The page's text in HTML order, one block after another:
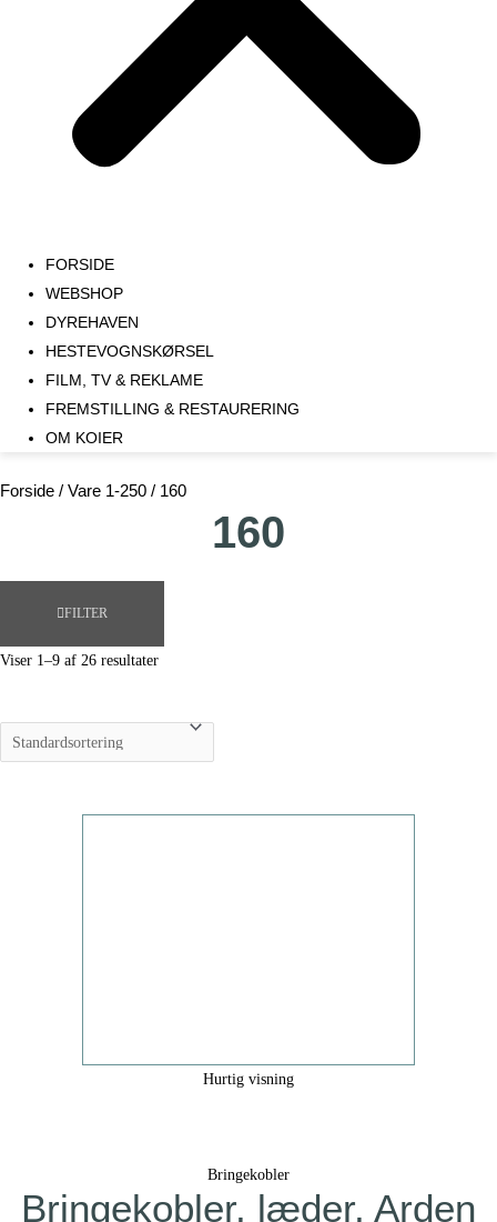
FORSIDE
WEBSHOP
DYREHAVEN
HESTEVOGNSKØRSEL
FILM, TV & REKLAME
FREMSTILLING & RESTAURERING​
OM KOIER
Forside / Vare 1-250 / 160
160
FILTER
Viser 1–9 af 26 resultater
Hurtig visning
Bringekobler
Bringekobler, læder, Arden